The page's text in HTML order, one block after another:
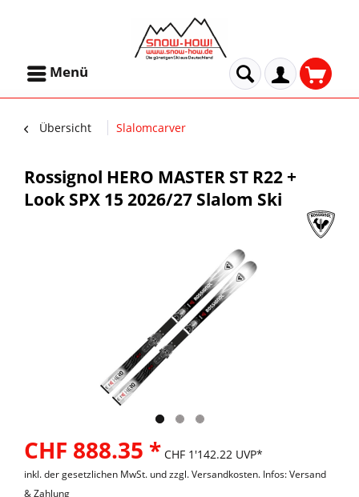
Menü
Übersicht Slalomcarver
Rossignol HERO MASTER ST R22 +
Look SPX 15 2026/27 Slalom Ski
CHF 888.35 * CHF 1'142.22 UVP*
inkl. der gesetzlichen MwSt. undzzgl. Versandkosten. Infos: Versand
& Zahlung